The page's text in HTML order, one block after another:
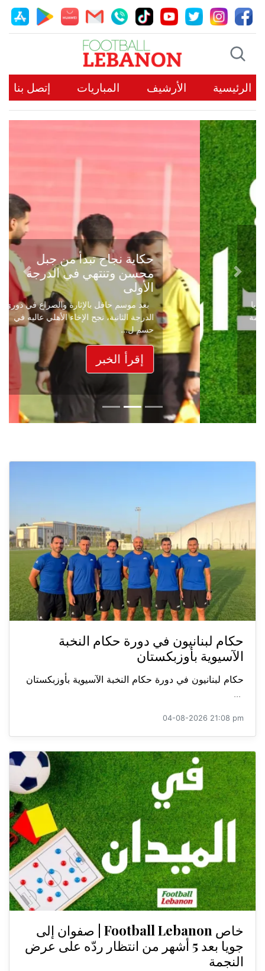
الرئيسية الأرشيف المباريات إتصل بنا
حكاية نجاح تبدأ من جبل
محسن وتنتهي في الدرجة
الأولى
بعد موسم حافل بالإثارة والصراع في دوري
الدرجة الثانية، نجح الإخاء الأهلي عاليه في
حسم ل...
إقرأ الخبر
Previous
Next
حكام لبنانيون في دورة حكام النخبة
الآسيوية بأوزبكستان
حكام لبنانيون في دورة حكام النخبة الآسيوية بأوزبكستان
...
04-08-2026 21:08 pm
خاص Football Lebanon | صفوان إلى
جويا بعد 5 أشهر من انتظار ردّه على عرض
النجمة